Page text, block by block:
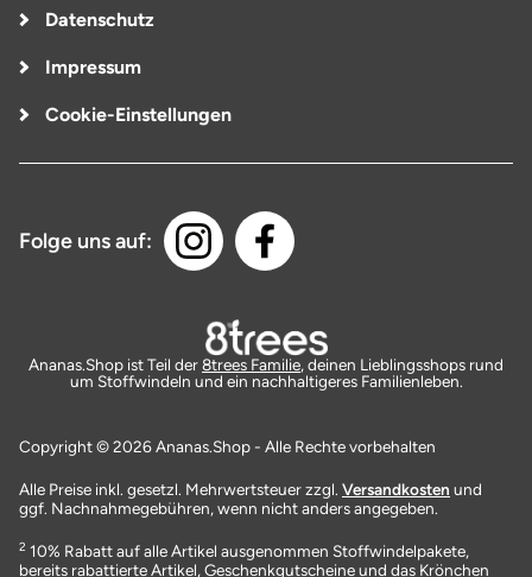
Datenschutz
Impressum
Cookie-Einstellungen
Folge uns auf:
Ananas.Shop ist Teil der8trees Familie, deinen Lieblingsshops rund
um Stoffwindeln und ein nachhaltigeres Familienleben.
Copyright © 2026 Ananas.Shop - Alle Rechte vorbehalten
Alle Preise inkl. gesetzl. Mehrwertsteuer zzgl. Versandkosten und
ggf. Nachnahmegebühren, wenn nicht anders angegeben.
2 10% Rabatt auf alle Artikel ausgenommen Stoffwindelpakete,
bereits rabattierte Artikel, Geschenkgutscheine und das Krönchen